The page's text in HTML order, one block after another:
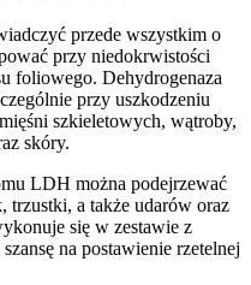
przede wszystkim o
przy niedokrwistości
foliowego. Dehydrogenaza
przy uszkodzeniu
szkieletowych, wątroby,
skóry.
LDH można podejrzewać
trzustki, a także udarów oraz
się w zestawie z
na postawienie rzetelnej